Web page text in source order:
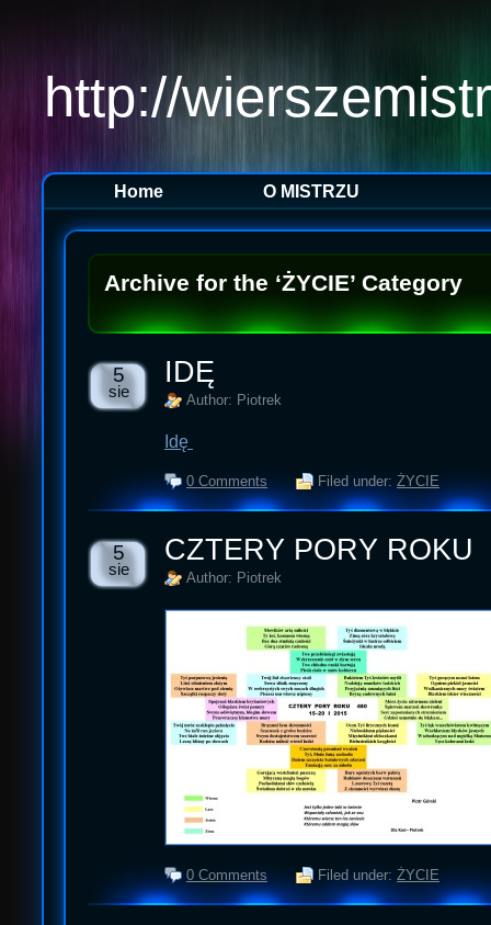
http://
Home O MISTRZU
Archive for the ‘ŻYCIE’ Category
5
sie
IDĘ
Author: Piotrek
Idę
0 Comments Filed under: ŻYCIE
5
sie
CZTERY PORY ROKU
Author: Piotrek
0 Comments Filed under: ŻYCIE